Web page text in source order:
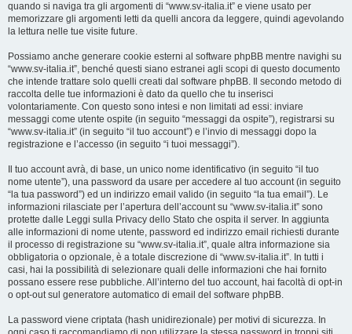
quando si naviga tra gli argomenti di “www.sv-italia.it” e viene usato per
memorizzare gli argomenti letti da quelli ancora da leggere, quindi agevolando
la lettura nelle tue visite future.
Possiamo anche generare cookie esterni al software phpBB mentre navighi su
“www.sv-italia.it”, benché questi siano estranei agli scopi di questo documento
che intende trattare solo quelli creati dal software phpBB. Il secondo metodo di
raccolta delle tue informazioni è dato da quello che tu inserisci
volontariamente. Con questo sono intesi e non limitati ad essi: inviare
messaggi come utente ospite (in seguito “messaggi da ospite”), registrarsi su
“www.sv-italia.it” (in seguito “il tuo account”) e l’invio di messaggi dopo la
registrazione e l’accesso (in seguito “i tuoi messaggi”).
Il tuo account avrà, di base, un unico nome identificativo (in seguito “il tuo
nome utente”), una password da usare per accedere al tuo account (in seguito
“la tua password”) ed un indirizzo email valido (in seguito “la tua email”). Le
informazioni rilasciate per l’apertura dell’account su “www.sv-italia.it” sono
protette dalle Leggi sulla Privacy dello Stato che ospita il server. In aggiunta
alle informazioni di nome utente, password ed indirizzo email richiesti durante
il processo di registrazione su “www.sv-italia.it”, quale altra informazione sia
obbligatoria o opzionale, è a totale discrezione di “www.sv-italia.it”. In tutti i
casi, hai la possibilità di selezionare quali delle informazioni che hai fornito
possano essere rese pubbliche. All’interno del tuo account, hai facoltà di opt-in
o opt-out sul generatore automatico di email del software phpBB.
La password viene criptata (hash unidirezionale) per motivi di sicurezza. In